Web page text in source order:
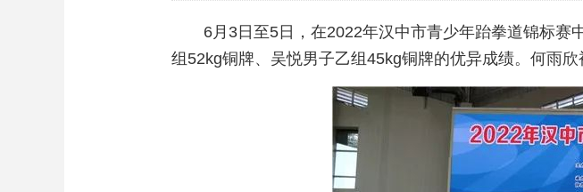
6月3日至5日，在2022年汉中市青少年跆拳道锦标赛
组52kg铜牌、吴悦男子乙组45kg铜牌的优异成绩。何雨欣